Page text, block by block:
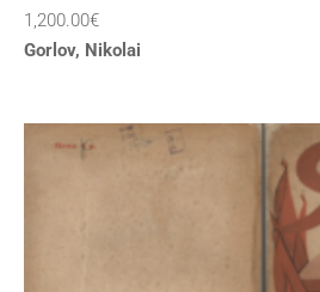
1,200.00€
Gorlov, Nikolai